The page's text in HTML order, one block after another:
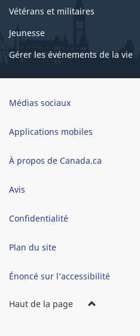
Vétérans et militaires
Jeunesse
Gérer les événements de la vie
Brand
Médias sociaux
Applications mobiles
À propos de Canada.ca
Avis
Confidentialité
Plan du site
Énoncé sur l’accessibilité
Haut de la page